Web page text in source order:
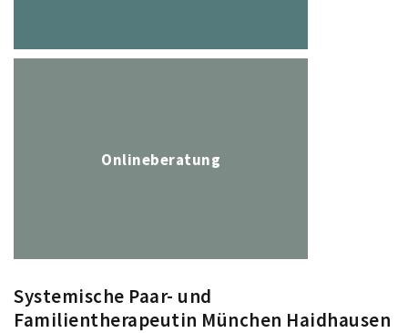
Onlineberatung
Systemische Paar- und
Familientherapeutin München Haidhausen